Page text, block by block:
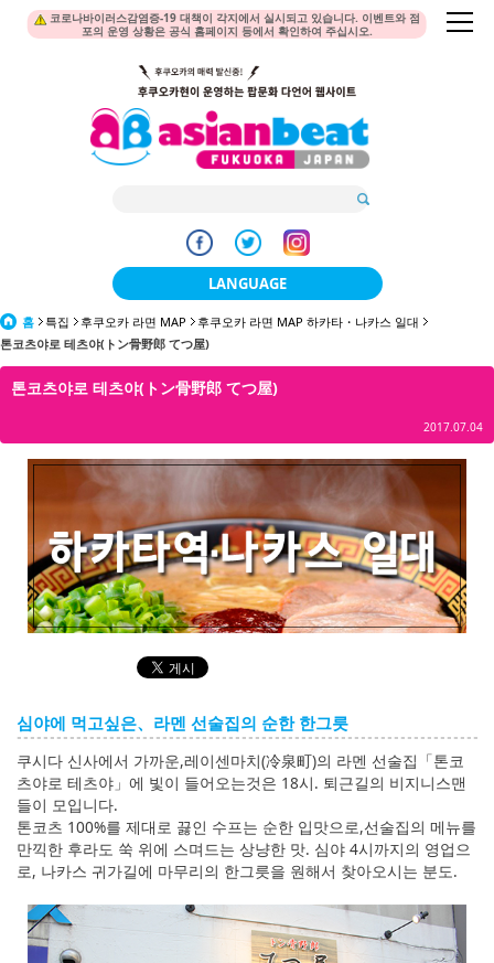
코로나바이러스감염증-19 대책이 각지에서 실시되고 있습니다. 이벤트와 점
포의 운영 상황은 공식 홈페이지 등에서 확인하여 주십시오.
LANGUAGE
日本語
한국어
繁體中文
English
ภาษาไทย
tiéng Viêt
Bahasa Indonesia
홈 특집 후쿠오카 라면 MAP
후쿠오카 라면 MAP 하카타・나카스 일대
톤코츠야로 테츠야(トン骨野郎 てつ屋)
톤코츠야로 테츠야(トン骨野郎 てつ屋)
2017.07.04
심야에 먹고싶은、라멘 선술집의 순한 한그릇
쿠시다 신사에서 가까운,레이센마치(冷泉町)의 라멘 선술집「톤코
츠야로 테츠야」에 빛이 들어오는것은 18시. 퇴근길의 비지니스맨
들이 모입니다.
톤코츠 100%를 제대로 끓인 수프는 순한 입맛으로,선술집의 메뉴를
만끽한 후라도 쑥 위에 스며드는 상냥한 맛. 심야 4시까지의 영업으
로, 나카스 귀가길에 마무리의 한그릇을 원해서 찾아오시는 분도.